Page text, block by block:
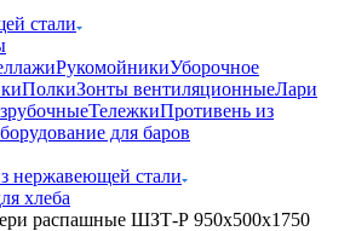
стали
РукомойникиУборочное
ПолкиЗонты вентиляционныеЛари
ТележкиПротивень из
для баров
нержавеющей стали
хлеба
распашные ШЗТ-Р 950х500х1750